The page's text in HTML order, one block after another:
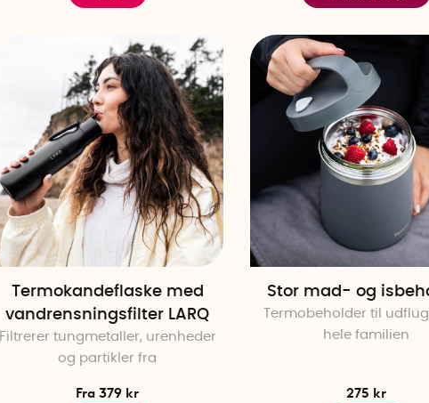
Termokandeflaske med
vandrensningsfilter LARQ
Filtrerer tungmetaller, urenheder
og partikler fra
Fra 379 kr
Stor mad- og
Termobeholder til
hele familien
275 kr